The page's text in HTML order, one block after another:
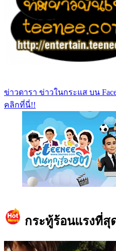
ข่าวดารา ข่าวในกระแส บน
คลิกที่นี่!!
กระทู้ร้อนแรงที่สุ